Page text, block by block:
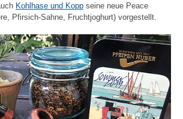
Kohlhase und Kopp seine neue Peace
Pfirsich-Sahne, Fruchtjoghurt) vorgestellt.